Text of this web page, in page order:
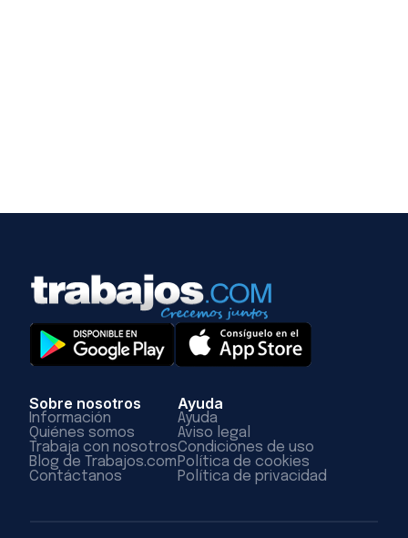
Sobre nosotros
Información
Quiénes somos
Trabaja con nosotros
Blog de Trabajos.com
Contáctanos
Ayuda
Ayuda
Aviso legal
Condiciones de uso
Política de cookies
Política de privacidad